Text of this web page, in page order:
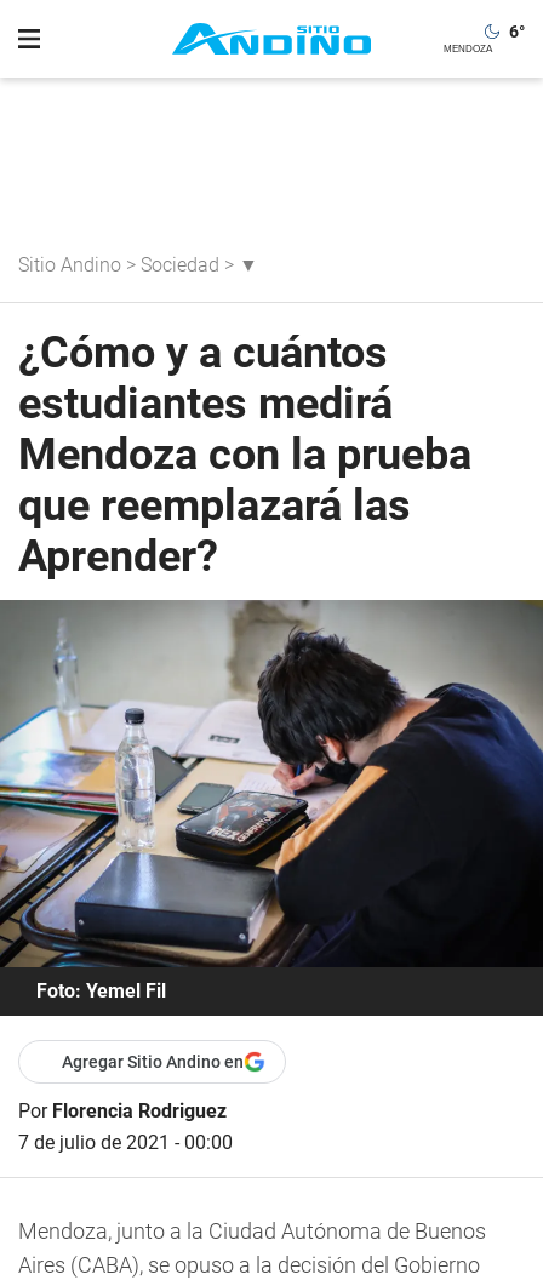
6°
Sitio Andino > Sociedad > ▼
¿Cómo y a cuántos
estudiantes medirá
Mendoza con la prueba
que reemplazará las
Aprender?
Foto: Yemel Fil
Agregar Sitio Andino en
Por Florencia Rodriguez
7 de julio de 2021 - 00:00
Mendoza, junto a la Ciudad Autónoma de Buenos
Aires (CABA), se opuso a la decisión del Gobierno